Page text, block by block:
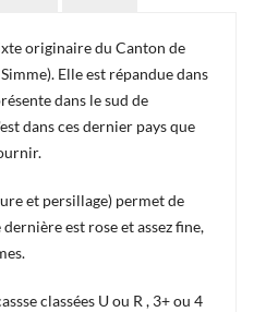
originaire du Canton de
Elle est répandue dans
dans le sud de
dans ces dernier pays que
et persillage) permet de
est rose et assez fine,
classées U ou R , 3+ ou 4